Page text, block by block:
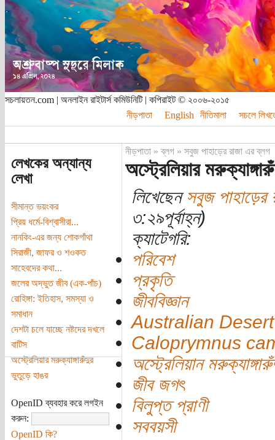
সচলায়তন.com | অনলাইন রাইটার্স কমিউনিটি | কপিরাইট © ২০০৬-২০১৫
নীড়পাতা
English নীতিমালা সচলে
লেখকের অন্যান্য
লেখা
সীমান্ত ভয়ংকর
প্রিয় ধর্মে-বিশ্বাসীরা...
নানকিং-এর জন্য শোকগাঁথা
সিরাজী, জাফর ও শওকত
সাহেবদের কথা...
জলের অদ্ভুত জীব (এক-পাঁচ)
রোহিঙ্গা: ইতিহাস, সমস্যা ও
সমাধান
দেশটা চলে যাচ্ছে নষ্টদের দখলে
বাটিস
অস্ট্রেলিয়ার মরুক্যাঙ্গারুঁদুর
ভুতুড়ে হাঙর
OpenID ব্যবহার করে লগইন
করুন:
OpenID কি?
নীড়পাতা»ব্লগ» সবুজ পাহাড়ের রাজা এর ব্লগ
অস্ট্রেলিয়ার
লিখেছেনসবুজ পাহাড়ের
৩:২৯পূর্বাহ্ন)
ক্যাটেগরি:
পরিবেশ
প্রকৃতি
জীববিজ্ঞান
Australian
Caloprymnus
অস্ট্রেলিয়ান
জীব জগৎ
বিলুপ্ত প্রাণী
সববয়সী